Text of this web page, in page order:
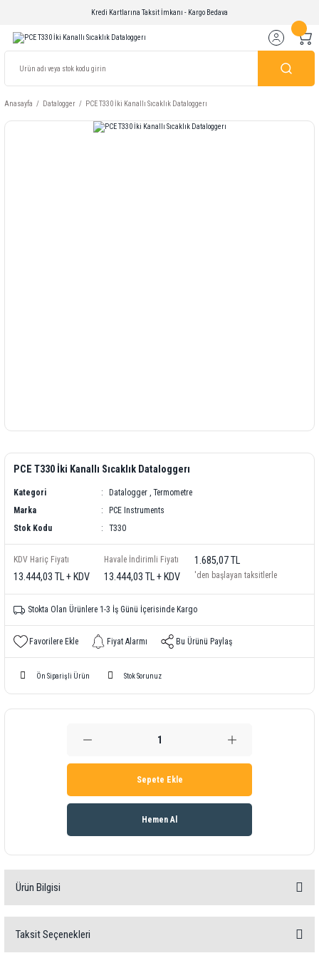
Kredi Kartlarına Taksit İmkanı - Kargo Bedava
Anasayfa Datalogger PCE T330 İki Kanallı Sıcaklık Dataloggerı
PCE T330 İki Kanallı Sıcaklık Dataloggerı
Kategori Datalogger , Termometre
Marka
PCE Instruments
Stok Kodu
T330
KDV Hariç Fiyatı
13.444,03 TL + KDV
Havale İndirimli Fiyatı
13.444,03 TL + KDV
1.685,07 TL
'den başlayan taksitlerle
Stokta Olan Ürünlere 1-3 İş Günü İçerisinde Kargo
Fiyat Alarmı Bu Ürünü Paylaş
Ön Siparişli Ürün Stok Sorunuz
Sepete Ekle
Hemen Al
Ürün Bilgisi
PCE-T 330
Taksit Seçenekleri